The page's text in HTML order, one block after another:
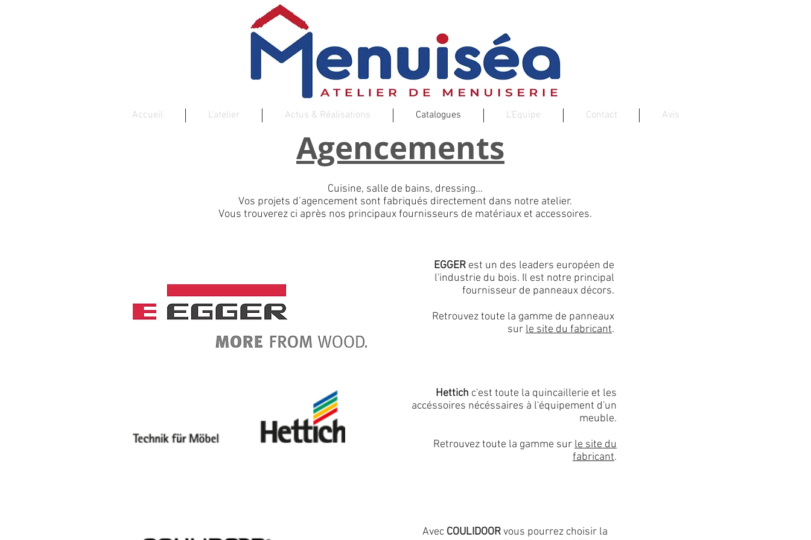
Accueil L'atelier Actus & Réalisations Catalogues L'Equipe Contact Avis
Agencements
Cuisine, salle de bains, dressing…
Vos projets d’agencement sont fabriqués directement dans notre atelier.
Vous trouverez ci après nos principaux fournisseurs de matériaux et accessoires.
EGGER est un des leaders européen de
l'industrie du bois. Il est notre principal
fournisseur de panneaux décors.
Retrouvez toute la gamme de panneaux
sur le site du fabricant.
Hettich c'est toute la quincaillerie et les
accéssoires nécéssaires à l'équipement d'un
meuble.
Retrouvez toute la gamme sur le site du
fabricant.
Avec COULIDOORvous pourrez choisir la